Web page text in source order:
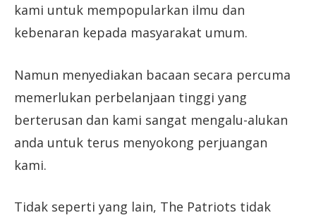
kami untuk mempopularkan ilmu dan
kebenaran kepada masyarakat umum.
Namun menyediakan bacaan secara percuma
memerlukan perbelanjaan tinggi yang
berterusan dan kami sangat mengalu-alukan
anda untuk terus menyokong perjuangan
kami.
Tidak seperti yang lain, The Patriots tidak